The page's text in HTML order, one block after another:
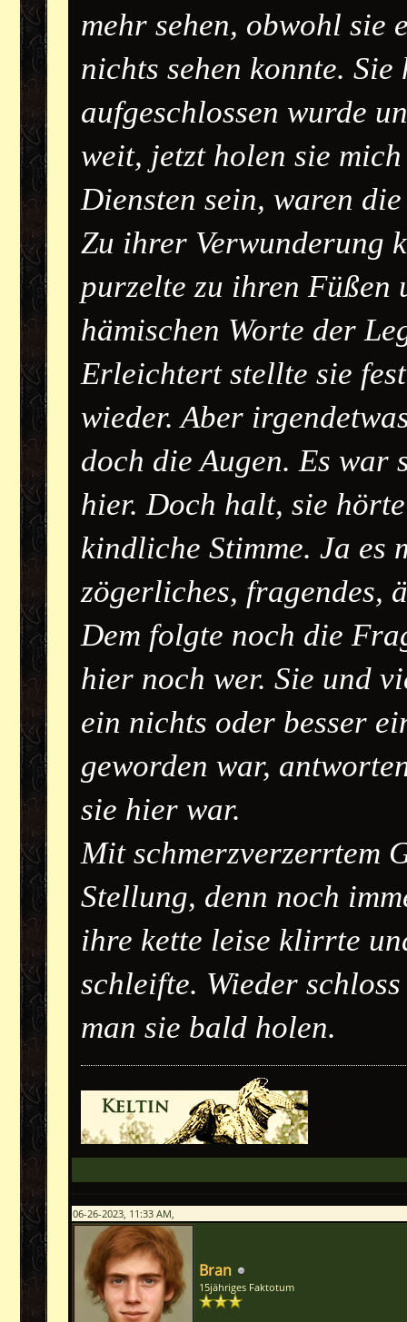
mehr sehen, obwohl
nichts sehen konnte.
aufgeschlossen wurde
weit, jetzt holen sie
Diensten sein, waren
Zu ihrer Verwunderung
purzelte zu ihren
hämischen Worte der
Erleichtert stellte sie
wieder. Aber
doch die Augen. Es war
hier. Doch halt, sie
kindliche Stimme. Ja es
zögerliches, fragendes,
Dem folgte noch die
hier noch wer. Sie und
ein nichts oder besser
geworden war,
sie hier war.
Mit schmerzverzerrtem
Stellung, denn noch
ihre kette leise klirrte
schleifte. Wieder
man sie bald holen.
06-26-2023, 11:33 AM,
Bran
15jähriges Faktotum